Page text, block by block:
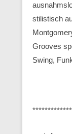
stilistisch
Grooves
Swing,